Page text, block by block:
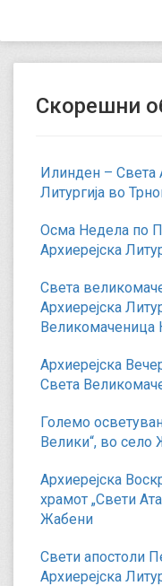
Скорешни
Илинден – Света
Литургија во
Осма Недела по
Архиерејска
Света
Архиерејска
Великомаченица
Архиерејска
Света
Големо
Велики“, во село
Архиерејска
храмот „Свети
Жабени
Свети апостоли
Архиерејска